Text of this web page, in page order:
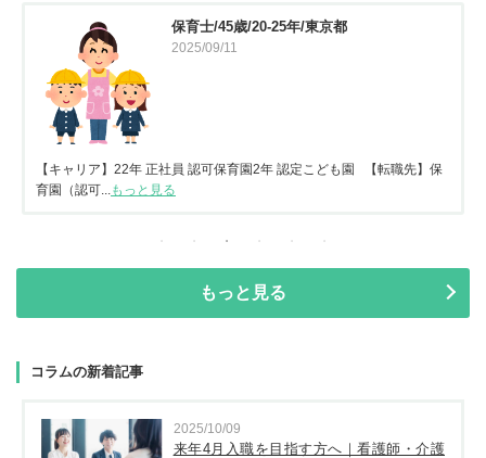
保育士/45歳/20-25年/東京都
2025/09/11
【キャリア】22年 正社員 認可保育園2年 認定こども園 【転職先】保
育園（認可...もっと見る
もっと見る
コラムの新着記事
2025/10/09
来年4月入職を目指す方へ｜看護師・介護